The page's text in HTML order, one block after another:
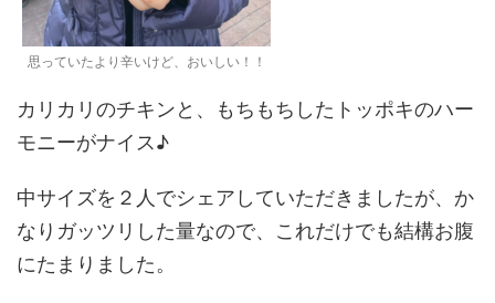
思っていたより辛いけど、おいしい！！
カリカリのチキンと、もちもちしたトッポキのハー
モニーがナイス♪
中サイズを２人でシェアしていただきましたが、か
なりガッツリした量なので、これだけでも結構お腹
にたまりました。